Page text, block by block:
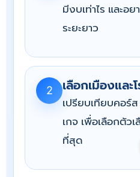
มีงบเท่าไร และอ
ระยะยาว
2 เลือกเมืองและ
เปรียบเทียบคอร์
เกจ เพื่อเลือกตัว
ที่สุด